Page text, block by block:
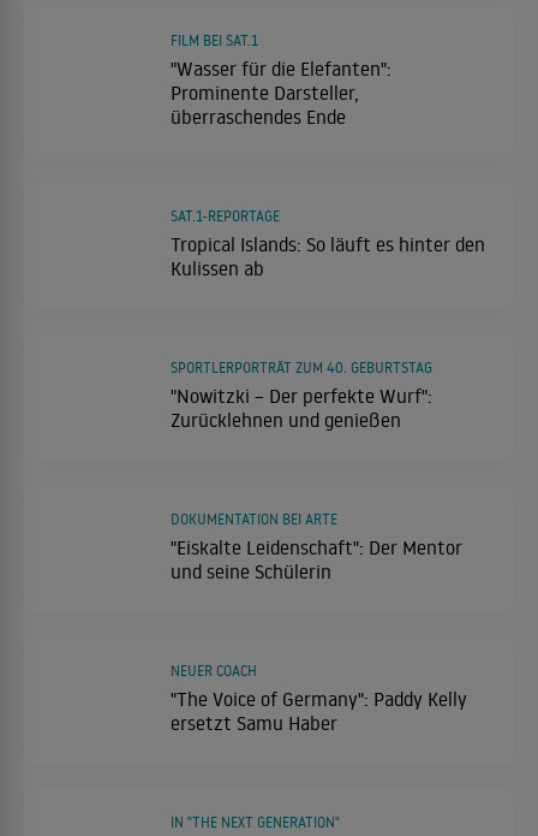
"Wasser für die Elefanten":
Prominente Darsteller,
überraschendes Ende
FILM BEI SAT.1
Tropical Islands: So läuft es hinter den
Kulissen ab
SAT.1-REPORTAGE
"Nowitzki – Der perfekte Wurf":
Zurücklehnen und genießen
SPORTLERPORTRÄT ZUM 40. GEBURTSTAG
"Eiskalte Leidenschaft": Der Mentor
und seine Schülerin
DOKUMENTATION BEI ARTE
"The Voice of Germany": Paddy Kelly
ersetzt Samu Haber
NEUER COACH
IN "THE NEXT GENERATION"